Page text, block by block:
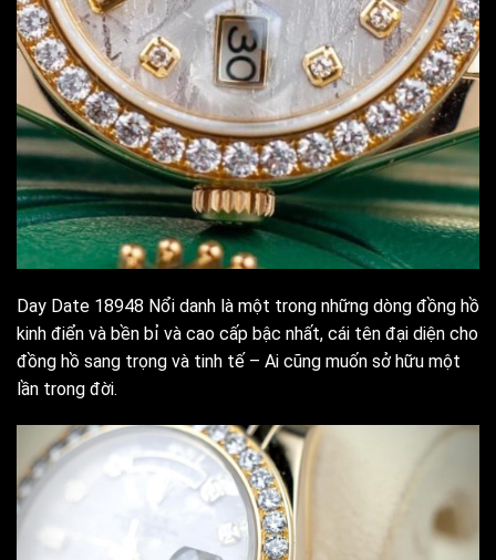
Day Date 18948 Nổi danh là một trong những dòng đồng hồ
kinh điển và bền bỉ và cao cấp bậc nhất, cái tên đại diện cho
đồng hồ sang trọng và tinh tế – Ai cũng muốn sở hữu một
lần trong đời.